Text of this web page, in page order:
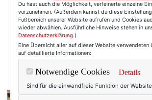
Einträge mit
Tag:
Du hast auch die Möglichkeit, verfeinerte einzelne
vorzunehmen. (Außerdem kannst du diese
Fußbereich unserer Website aufrufen und Cookies
wieder abwählen. Ausführliche Hinweise stehen in
Datenschutzerklärung.)
Eine Übersicht aller auf dieser Website verwendeten
auf detaillierte Informationen:
Notwendige Cookies Details
Sind für die einwandfreie Funktion der